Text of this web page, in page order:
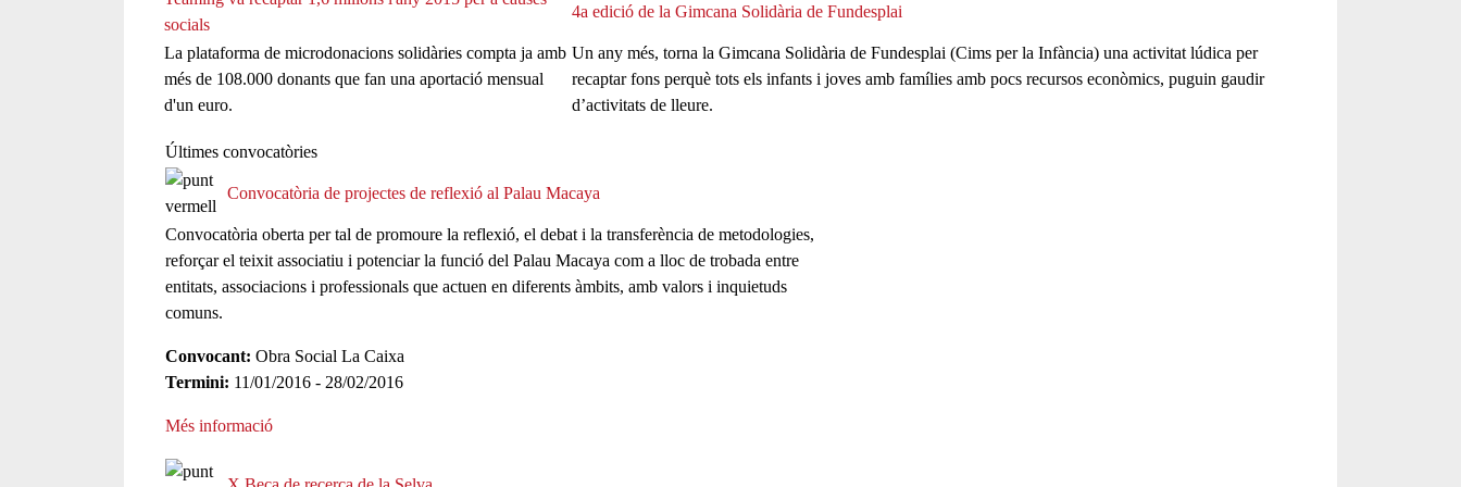
socials
4a edició de la Gimcana Solidària de Fundesplai
La plataforma de microdonacions solidàries compta ja amb
més de 108.000 donants que fan una aportació mensual
d'un euro.
Un any més, torna la Gimcana Solidària de Fundesplai (Cims per la Infància) una activitat lúdica per
recaptar fons perquè tots els infants i joves amb famílies amb pocs recursos econòmics, puguin gaudir
d’activitats de lleure.
Últimes convocatòries
Convocatòria de projectes de reflexió al Palau Macaya
Convocatòria oberta per tal de promoure la reflexió, el debat i la transferència de metodologies,
reforçar el teixit associatiu i potenciar la funció del Palau Macaya com a lloc de trobada entre
entitats, associacions i professionals que actuen en diferents àmbits, amb valors i inquietuds
comuns.
Convocant: Obra Social La Caixa
Termini: 11/01/2016 - 28/02/2016
Més informació